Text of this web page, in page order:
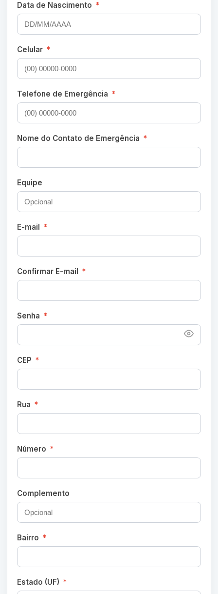
Data de Nascimento *
Celular *
Telefone de Emergência *
Nome do Contato de Emergência *
Equipe
E-mail *
Confirmar E-mail *
Senha *
CEP *
Rua *
Número *
Complemento
Bairro *
Estado (UF) *